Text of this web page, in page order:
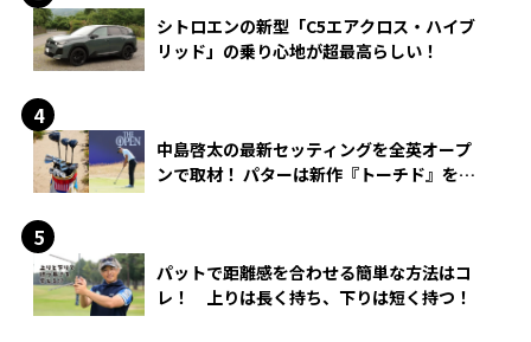
シトロエンの新型「C5エアクロス・ハイブ
リッド」の乗り心地が超最高らしい！
中島啓太の最新セッティングを全英オープ
ンで取材！ パターは新作『トーチド』を投
パットで距離感を合わせる簡単な方法はコ
レ！ 上りは長く持ち、下りは短く持つ！